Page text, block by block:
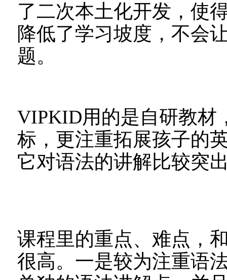
了二次本土化开发，使
降低了学习坡度，不会
题。
VIPKID用的是自研教材
标，更注重拓展孩子的
它对语法的讲解比较突
课程里的重点、难点，
很高。一是较为注重语